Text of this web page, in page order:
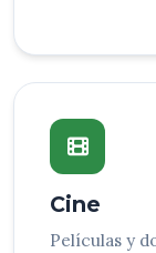
Cine
Películas y